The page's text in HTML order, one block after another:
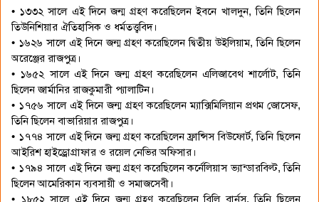
• ১৩৩২ সালে এই দিনে জন্ম গ্রহণ করেছিলেন ইবনে খালদুন, তিনি ছিলেন
তিউনিশিয়ার ঐতিহাসিক ও ধর্মতত্ত্ববিদ।
• ১৬২৬ সালে এই দিনে জন্ম গ্রহণ করেছিলেন দ্বিতীয় উইলিয়াম, তিনি ছিলেন
অরেঞ্জের রাজপুত্র।
• ১৬৫২ সালে এই দিনে জন্ম গ্রহণ করেছিলেন এলিজাবেথ শার্লোট, তিনি
ছিলেন জার্মানির রাজকুমারী প্যালাটিন।
• ১৭৫৬ সালে এই দিনে জন্ম গ্রহণ করেছিলেন ম্যাক্সিমিলিয়ান প্রথম জোসেফ,
তিনি ছিলেন বাভারিয়ার রাজপুত্র।
• ১৭৭৪ সালে এই দিনে জন্ম গ্রহণ করেছিলেন ফ্রান্সিস বিউফোর্ট, তিনি ছিলেন
আইরিশ হাইড্রোগ্রাফার ও রয়েল নেভির অফিসার।
• ১৭৯৪ সালে এই দিনে জন্ম গ্রহণ করেছিলেন কর্নেলিয়াস ভ্যান্ডারবিল্ট, তিনি
ছিলেন আমেরিকান ব্যবসায়ী ও সমাজসেবী।
• ১৮৫২ সালে এই দিনে জন্ম গ্রহণ করেছিলেন বিলি বার্নস, তিনি ছিলেন